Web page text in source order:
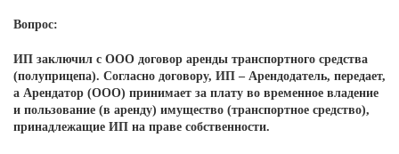
Вопрос:
ИП заключил с ООО договор аренды транспортного средства
(полуприцепа). Согласно договору, ИП – Арендодатель, передает,
а Арендатор (ООО) принимает за плату во временное владение
и пользование (в аренду) имущество (транспортное средство),
принадлежащие ИП на праве собственности.